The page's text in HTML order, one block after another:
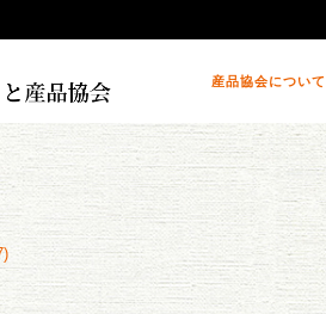
産品協会について